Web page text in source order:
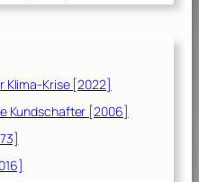
Klima-Krise [2022]
Kundschafter [2006]